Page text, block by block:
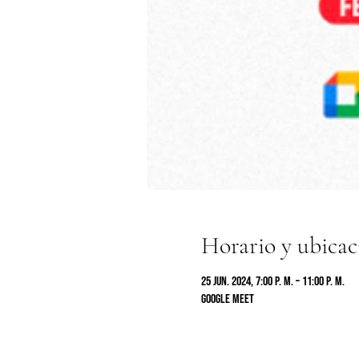
Horario y
25 jun. 2024, 7:00 p. m. – 11:00 p. m.
Google Meet